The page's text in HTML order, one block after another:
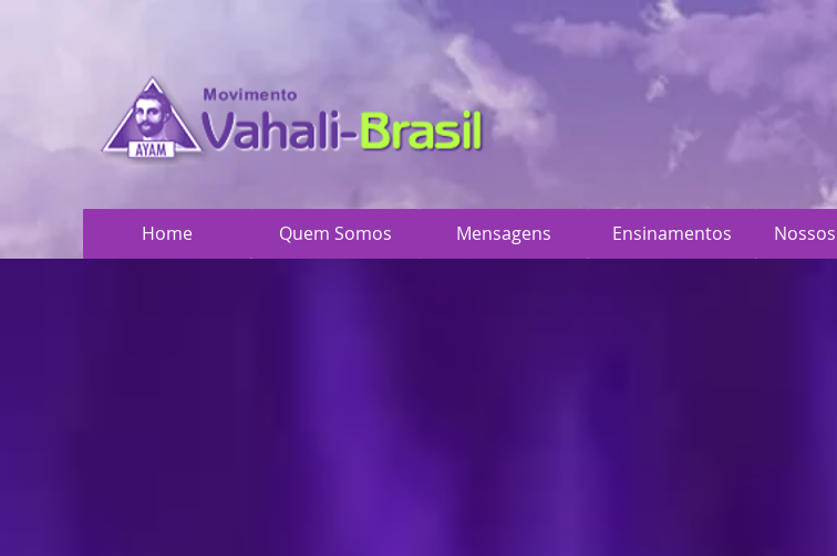
Home Quem Somos Mensagens Ensinamentos